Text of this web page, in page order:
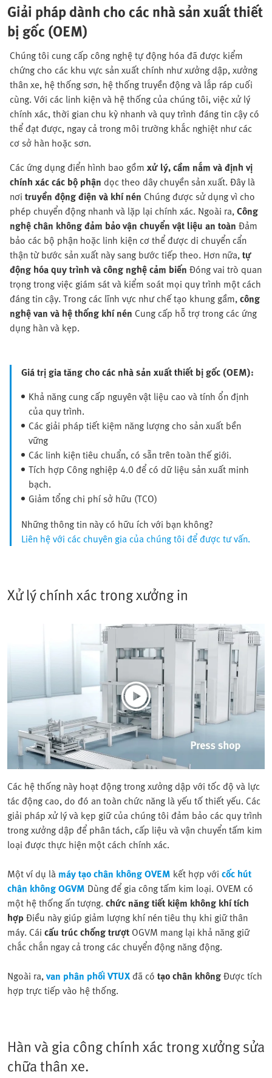
Giải pháp dành cho các nhà sản xuất thiết
bị gốc (OEM)
Chúng tôi cung cấp công nghệ tự động hóa đã được kiểm
chứng cho các khu vực sản xuất chính như xưởng dập, xưởng
thân xe, hệ thống sơn, hệ thống truyền động và lắp ráp cuối
cùng. Với các linh kiện và hệ thống của chúng tôi, việc xử lý
chính xác, thời gian chu kỳ nhanh và quy trình đáng tin cậy có
thể đạt được, ngay cả trong môi trường khắc nghiệt như các
cơ sở hàn hoặc sơn.
Các ứng dụng điển hình bao gồm xử lý, cầm nắm và định vị
chính xác các bộ phận dọc theo dây chuyền sản xuất. Đây là
nơi truyền động điện và khí nén Chúng được sử dụng vì cho
phép chuyển động nhanh và lặp lại chính xác. Ngoài ra,Công
nghệ chân không đảm bảo vận chuyển vật liệu an toàn Đảm
bảo các bộ phận hoặc linh kiện cơ thể được di chuyển cẩn
thận từ bước sản xuất này sang bước tiếp theo. Hơn nữa,tự
động hóa quy trình và công nghệ cảm biến Đóng vai trò quan
trọng trong việc giám sát và kiểm soát mọi quy trình một cách
đáng tin cậy. Trong các lĩnh vực như chế tạo khung gầm,công
nghệ van và hệ thống khí nén Cung cấp hỗ trợ trong các ứng
dụng hàn và kẹp.
Giá trị gia tăng cho các nhà sản xuất thiết bị gốc (OEM):
Khả năng cung cấp nguyên vật liệu cao và tính ổn định
của quy trình.
Các giải pháp tiết kiệm năng lượng cho sản xuất bền
vững
Các linh kiện tiêu chuẩn, có sẵn trên toàn thế giới.
Tích hợp Công nghiệp 4.0 để có dữ liệu sản xuất minh
bạch.
Giảm tổng chi phí sở hữu (TCO)
Những thông tin này có hữu ích với bạn không?
Liên hệ với các chuyên gia của chúng tôi để được tư vấn.
Xử lý chính xác trong xưởng in
Các hệ thống này hoạt động trong xưởng dập với tốc độ và lực
tác động cao, do đó an toàn chức năng là yếu tố thiết yếu. Các
giải pháp xử lý và kẹp giữ của chúng tôi đảm bảo các quy trình
trong xưởng dập để phân tách, cấp liệu và vận chuyển tấm kim
loại được thực hiện một cách chính xác.
Một ví dụ là máy tạo chân không OVEM kết hợp với cốc hút
chân không OGVM Dùng để gia công tấm kim loại. OVEM có
một hệ thống ấn tượng. chức năng tiết kiệm không khí tích
hợpĐiều này giúp giảm lượng khí nén tiêu thụ khi giữ thân
máy. Cái cấu trúc chống trượt OGVM mang lại khả năng giữ
chắc chắn ngay cả trong các chuyển động năng động.
Ngoài ra,van phân phối VTUXđã có tạo chân khôngĐược tích
hợp trực tiếp vào hệ thống.
Hàn và gia công chính xác trong xưởng sửa
chữa thân xe.